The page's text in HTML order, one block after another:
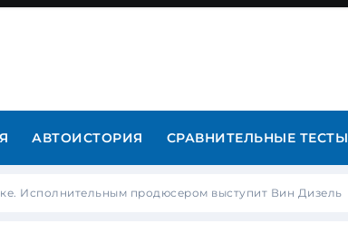
АВТОИСТОРИЯ СРАВНИТЕЛЬНЫЕ ТЕСТЫ
Исполнительным продюсером выступит Вин Дизель